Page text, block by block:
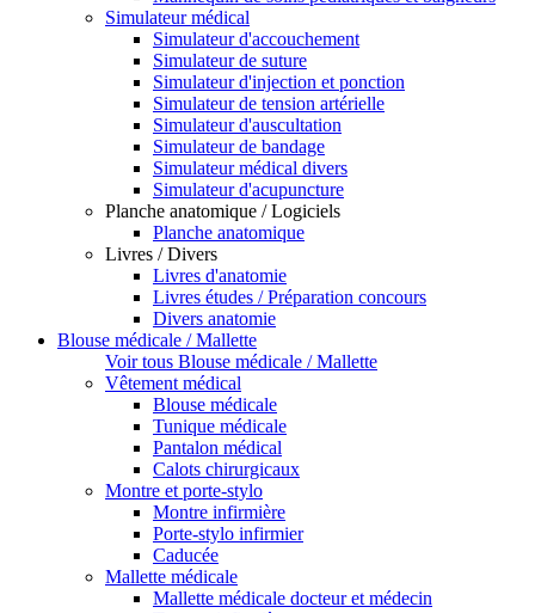
Simulateur médical
Simulateur d'accouchement
Simulateur de suture
Simulateur d'injection et ponction
Simulateur de tension artérielle
Simulateur d'auscultation
Simulateur de bandage
Simulateur médical divers
Simulateur d'acupuncture
Planche anatomique / Logiciels
Planche anatomique
Livres / Divers
Livres d'anatomie
Livres études / Préparation concours
Divers anatomie
Blouse médicale / Mallette
Voir tous Blouse médicale / Mallette
Vêtement médical
Blouse médicale
Tunique médicale
Pantalon médical
Calots chirurgicaux
Montre et porte-stylo
Montre infirmière
Porte-stylo infirmier
Caducée
Mallette médicale
Mallette médicale docteur et médecin